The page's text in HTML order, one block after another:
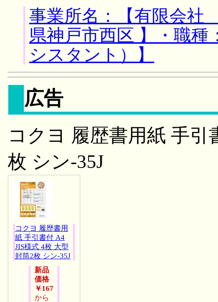
事業所名：【有限会社
県神戸市西区 】・職
シスタント）】
広告
コクヨ 履歴書用紙 手引
枚 シン-35J
コクヨ 履歴書用
紙 手引書付 A4
JIS様式 4枚 大型
封筒2枚 シン-35J
新品
価格
￥167
から